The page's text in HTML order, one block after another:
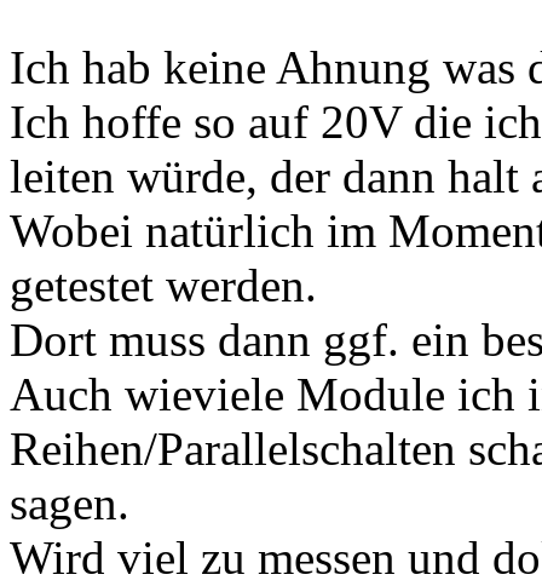
Ich hab keine Ahnung was
Ich hoffe so auf 20V die
leiten würde, der dann
Wobei natürlich im
getestet werden.
Dort muss dann ggf. ein
Auch wieviele Module ich
Reihen/Parallelschalten
sagen.
Wird viel zu messen und